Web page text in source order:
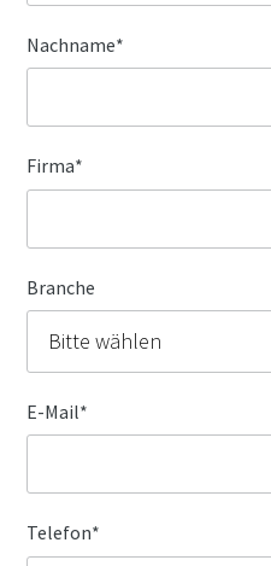
Nachname*
Firma*
Branche
E-Mail*
Telefon*